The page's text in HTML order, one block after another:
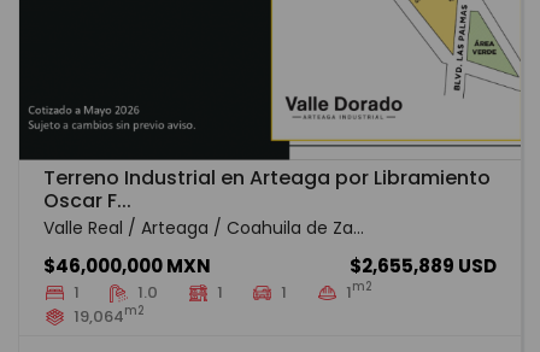
Terreno Industrial en Arteaga por Libramiento
Oscar F...
Valle Real / Arteaga / Coahuila de Za...
$46,000,000 MXN $2,655,889 USD
1 1.0 1 1 1m2
19,064m2